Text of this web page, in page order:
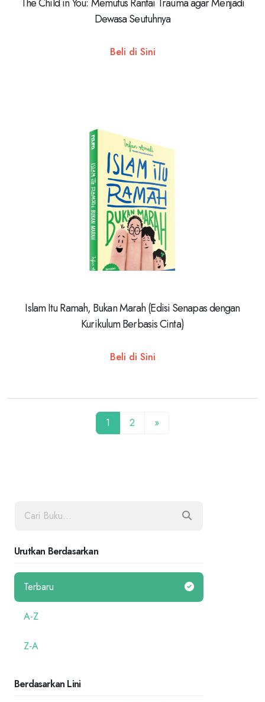
The Child in You: Memutus Rantai Trauma agar Menjadi
Dewasa Seutuhnya
Beli di Sini
Islam Itu Ramah, Bukan Marah (Edisi Senapas dengan
Kurikulum Berbasis Cinta)
Beli di Sini
1 2 »
Urutkan Berdasarkan
Terbaru
A-Z
Z-A
Berdasarkan Lini